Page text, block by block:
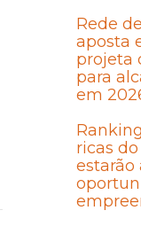
Rede
aposta
projeta
para
em
ricas
estarão